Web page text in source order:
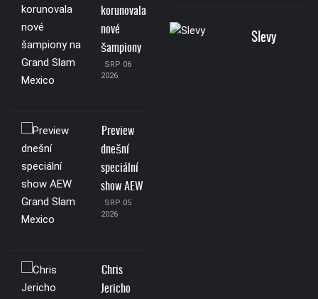
korunovala
nové
šampiony
SRP 06
2026
Preview
dnešní
speciální
show AEW
SRP 05
2026
Chris
Jericho
Slevy